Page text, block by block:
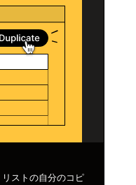
リストの自分のコピ